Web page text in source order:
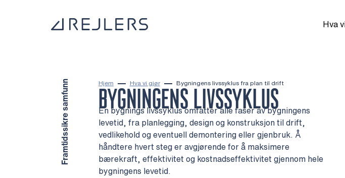
Hva
Hjem Hva vi gjør Bygningens livssyklus fra plan til drift
BYGNINGENS LIVSSYKLUS
Framtidssikre samfunn
En bygnings livssyklus omfatter alle faser av bygningens
levetid, fra planlegging, design og konstruksjon til drift,
vedlikehold og eventuell demontering eller gjenbruk. Å
håndtere hvert steg er avgjørende for å maksimere
bærekraft, effektivitet og kostnadseffektivitet gjennom hele
bygningens levetid.